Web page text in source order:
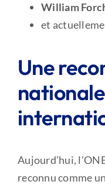
William
et
Une
Aujourd’hui,
reconnu comme un